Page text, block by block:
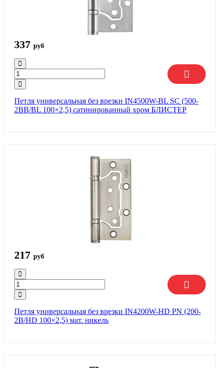
337 руб
Петля универсальная без врезки IN4500W-BL SC (500-
2BB/BL 100×2,5) сатинированный хром БЛИСТЕР
217 руб
Петля универсальная без врезки IN4200W-HD PN (200-
2B/HD 100×2,5) мат. никель